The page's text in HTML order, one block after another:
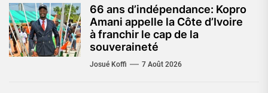
66 ans d’indépendance: Kopro
Amani appelle la Côte d’Ivoire
à franchir le cap de la
souveraineté
Josué Koffi 7 Août 2026